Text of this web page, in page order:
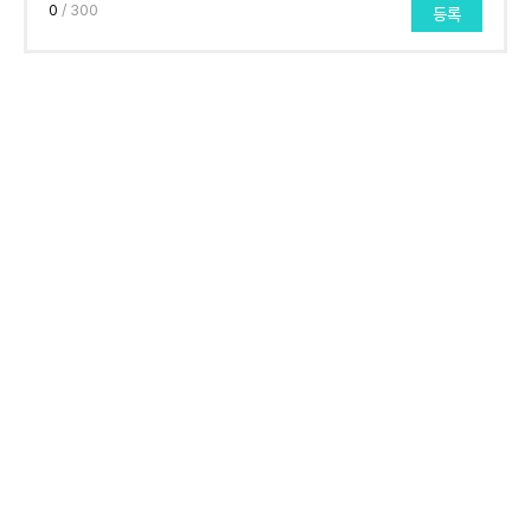
0 / 300 등록